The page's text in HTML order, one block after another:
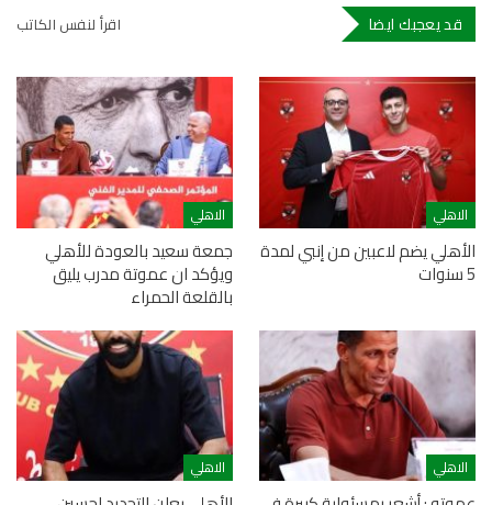
قد يعجبك ايضا اقرأ لنفس الكاتب
الاهلي
الأهلي يضم لاعبين من إنبي لمدة
5 سنوات
الاهلي
جمعة سعيد بالعودة للأهلي
ويؤكد ان عموتة مدرب يليق
بالقلعة الحمراء
الاهلي الاهلي